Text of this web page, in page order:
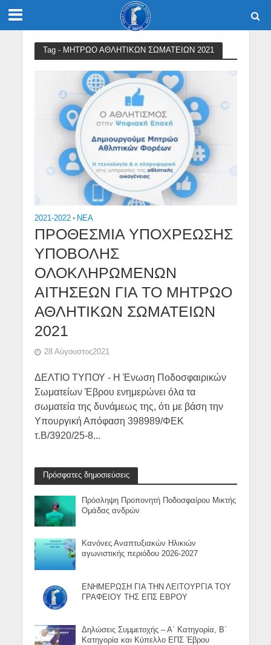
Tag - ΜΗΤΡΩΟ ΑΘΛΗΤΙΚΩΝ ΣΩΜΑΤΕΙΩΝ 2021
2021-2022 • NEA
ΠΡΟΘΕΣΜΙΑ ΥΠΟΧΡΕΩΣΗΣ
ΥΠΟΒΟΛΗΣ
ΟΛΟΚΛΗΡΩΜΕΝΩΝ
ΑΙΤΗΣΕΩΝ ΓΙΑ ΤΟ ΜΗΤΡΩΟ
ΑΘΛΗΤΙΚΩΝ ΣΩΜΑΤΕΙΩΝ
2021
28 Αύγουστος2021
ΔΕΛΤΙΟ ΤΥΠΟΥ - Η Ένωση Ποδοσφαιρικών
Σωματείων Έβρου ενημερώνει όλα τα
σωματεία της δυνάμεως της, ότι με βάση την
Υπουργική Απόφαση 398989/ΦΕΚ
τ.Β/3920/25-8...
Πρόσφατες δημοσιεύσεις
Πρόσληψη Προπονητή Ποδοσφαίρου Μικτής
Ομάδας ανδρών
Κανόνες Αναπτυξιακών Ηλικιών
αγωνιστικής περιόδου 2026-2027
ΕΝΗΜΕΡΩΣΗ ΓΙΑ ΤΗΝ ΛΕΙΤΟΥΡΓΙΑ ΤΟΥ
ΓΡΑΦΕΙΟΥ ΤΗΣ ΕΠΣ ΕΒΡΟΥ
Δηλώσεις Συμμετοχής – Α΄ Κατηγορία, Β΄
Κατηγορία και Κύπελλο ΕΠΣ Έβρου